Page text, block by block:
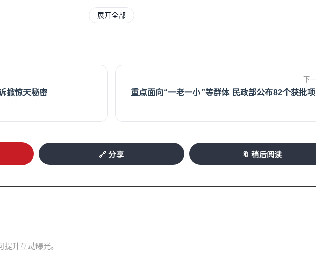
，巴黎市政厅也给出了精彩项目～
给了我们几个小提醒：
或前往Paris Ma Ville APP查看完整节目单，也可以关注
74004 Paris）领取。
展开全部
掀惊天秘密
下
重点面向“一老一小”等群体 民政部公布82个获批项
🔗 分享 🔖 稍后阅读
升互动曝光。